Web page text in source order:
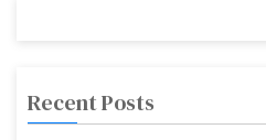
Recent Posts